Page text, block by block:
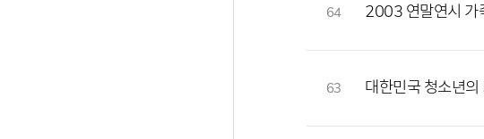
64 2003 연말연시 가
63 대한민국 청소년